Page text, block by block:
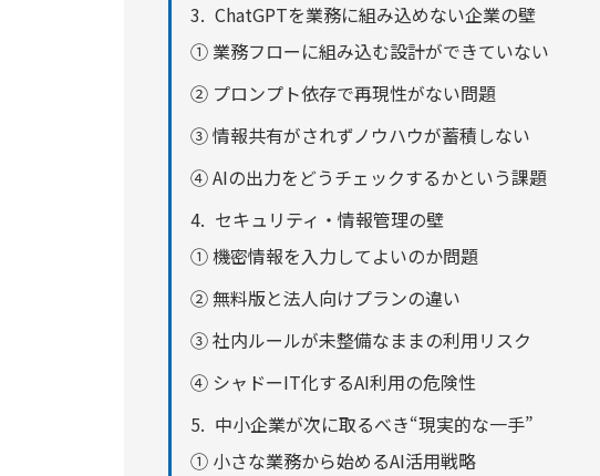
ChatGPTを業務に組み込めない企業の壁
① 業務フローに組み込む設計ができていない
② プロンプト依存で再現性がない問題
③ 情報共有がされずノウハウが蓄積しない
④ AIの出力をどうチェックするかという課題
セキュリティ・情報管理の壁
① 機密情報を入力してよいのか問題
② 無料版と法人向けプランの違い
③ 社内ルールが未整備なままの利用リスク
④ シャドーIT化するAI利用の危険性
中小企業が次に取るべき“現実的な一手”
① 小さな業務から始めるAI活用戦略